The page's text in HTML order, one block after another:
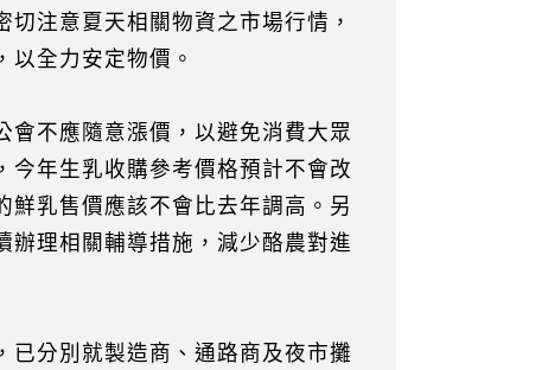
注意夏天相關物資之市場行情，
全力安定物價。
會不應隨意漲價，以避免消費大眾
今年生乳收購參考價格預計不會改
鮮乳售價應該不會比去年調高。另
辦理相關輔導措施，減少酪農對進
已分別就製造商、通路商及夜市攤